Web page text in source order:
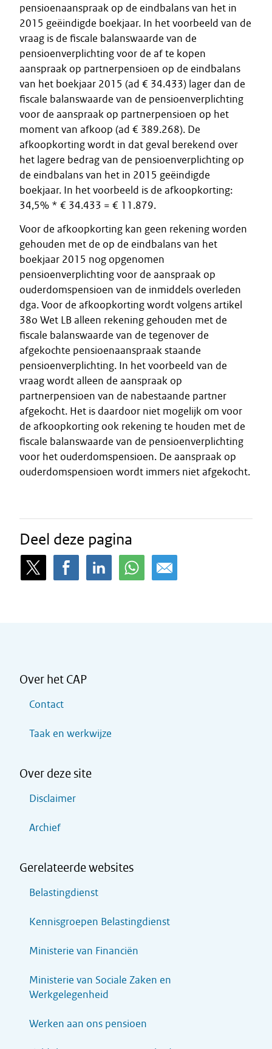
pensioenaanspraak op de eindbalans van het in
2015 geëindigde boekjaar. In het voorbeeld van de
vraag is de fiscale balanswaarde van de
pensioenverplichting voor de af te kopen
aanspraak op partnerpensioen op de eindbalans
van het boekjaar 2015 (ad € 34.433) lager dan de
fiscale balanswaarde van de pensioenverplichting
voor de aanspraak op partnerpensioen op het
moment van afkoop (ad € 389.268). De
afkoopkorting wordt in dat geval berekend over
het lagere bedrag van de pensioenverplichting op
de eindbalans van het in 2015 geëindigde
boekjaar. In het voorbeeld is de afkoopkorting:
34,5% * € 34.433 = € 11.879.
Voor de afkoopkorting kan geen rekening worden
gehouden met de op de eindbalans van het
boekjaar 2015 nog opgenomen
pensioenverplichting voor de aanspraak op
ouderdomspensioen van de inmiddels overleden
dga. Voor de afkoopkorting wordt volgens artikel
38o Wet LB alleen rekening gehouden met de
fiscale balanswaarde van de tegenover de
afgekochte pensioenaanspraak staande
pensioenverplichting. In het voorbeeld van de
vraag wordt alleen de aanspraak op
partnerpensioen van de nabestaande partner
afgekocht. Het is daardoor niet mogelijk om voor
de afkoopkorting ook rekening te houden met de
fiscale balanswaarde van de pensioenverplichting
voor het ouderdomspensioen. De aanspraak op
ouderdomspensioen wordt immers niet afgekocht.
Deel deze pagina
Over het CAP
Contact
Taak en werkwijze
Over deze site
Disclaimer
Archief
Gerelateerde websites
Belastingdienst
Kennisgroepen Belastingdienst
Ministerie van Financiën
Ministerie van Sociale Zaken en
Werkgelegenheid
Werken aan ons pensioen